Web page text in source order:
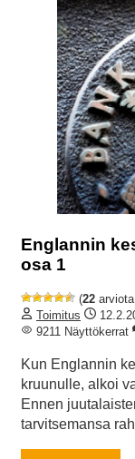
Englannin
osa 1
(22
Toimitus
9211 Näyttökerrat
Kun Englannin
kruunulle, alkoi
Ennen
tarvitsemansa